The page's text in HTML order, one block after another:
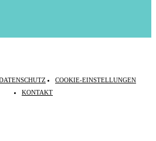
COOKIE-EINSTELLUNGEN
KONTAKT